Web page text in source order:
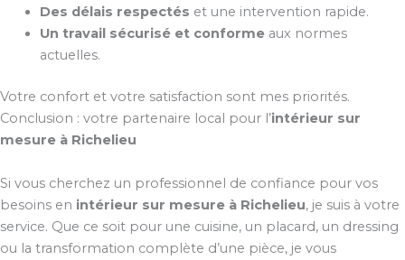
Des délais respectés et une intervention rapide.
Un travail sécurisé et conformeaux normes
actuelles.
Votre confort et votre satisfaction sont mes priorités.
Conclusion : votre partenaire local pour l’intérieur sur
mesure à Richelieu
Si vous cherchez un professionnel de confiance pour vos
besoins en intérieur sur mesure à Richelieu, je suis à votre
service. Que ce soit pour une cuisine, un placard, un dressing
ou la transformation complète d’une pièce, je vous